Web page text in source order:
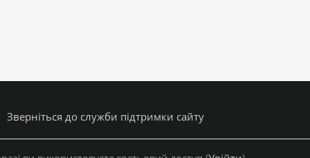
Зверніться до служби підтримки сайту